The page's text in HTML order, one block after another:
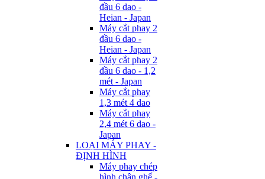
đầu 6 dao -
Heian - Japan
Máy cắt phay 2
đầu 6 dao -
Heian - Japan
Máy cắt phay 2
đầu 6 dao - 1,2
mét - Japan
Máy cắt phay
1,3 mét 4 dao
Máy cắt phay
2,4 mét 6 dao -
Japan
LOẠI MÁY PHAY -
ĐỊNH HÌNH
Máy phay chép
hình chân ghế -